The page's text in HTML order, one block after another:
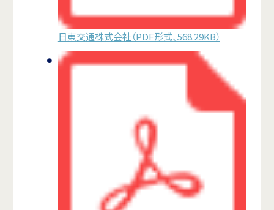
日東交通株式会社（PDF形式、568.29KB）